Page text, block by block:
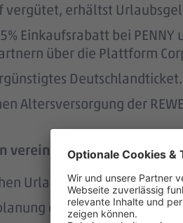
vergütet, erhältst
Einkaufsrabatt bei
über die Plattform
Deutschlandticket.
Altersversorgung der
vereinbaren – das
Urlaub pro Jahr.
erfolgt in der Regel 2